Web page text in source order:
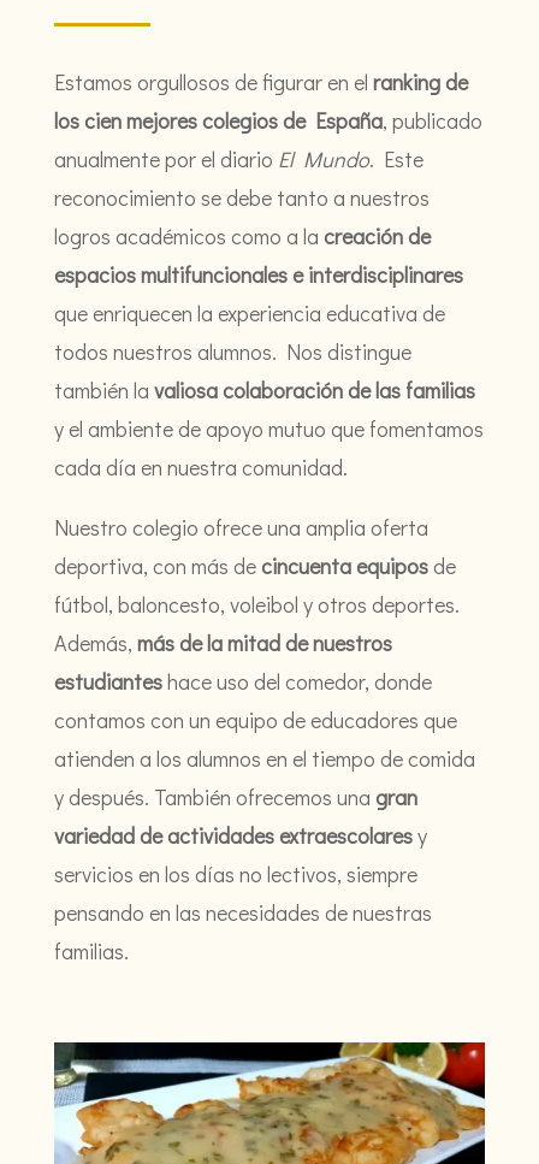
Estamos orgullosos de figurar en el ranking de
los cien mejores colegios de España, publicado
anualmente por el diario El Mundo. Este
reconocimiento se debe tanto a nuestros
logros académicos como a la creación de
espacios multifuncionales e interdisciplinares
que enriquecen la experiencia educativa de
todos nuestros alumnos. Nos distingue
también la valiosa colaboración de las familias
y el ambiente de apoyo mutuo que fomentamos
cada día en nuestra comunidad.
Nuestro colegio ofrece una amplia oferta
deportiva, con más decincuenta equiposde
fútbol, baloncesto, voleibol y otros deportes.
Además, más de la mitad de nuestros
estudianteshace uso del comedor, donde
contamos con un equipo de educadores que
atienden a los alumnos en el tiempo de comida
y después. También ofrecemos una gran
variedad de actividades extraescolaresy
servicios en los días no lectivos, siempre
pensando en las necesidades de nuestras
familias.